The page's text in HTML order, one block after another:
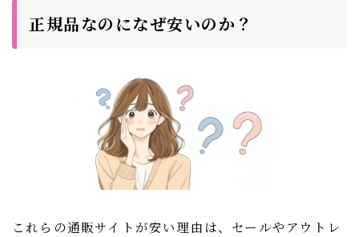
正規品なのになぜ安いのか？
これらの通販サイトが安い理由は、セールやアウトレ